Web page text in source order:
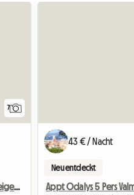
7
Ein Stützpunkt für Bergsteiger, Radfahrer und Motorradfahrer
43 € / Nacht
Neu entdeckt